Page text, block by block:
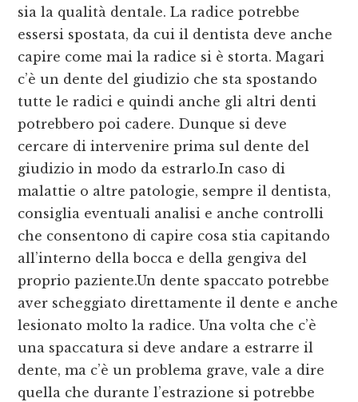
sia la qualità dentale. La radice potrebbe
essersi spostata, da cui il dentista deve anche
capire come mai la radice si è storta. Magari
c’è un dente del giudizio che sta spostando
tutte le radici e quindi anche gli altri denti
potrebbero poi cadere. Dunque si deve
cercare di intervenire prima sul dente del
giudizio in modo da estrarlo.In caso di
malattie o altre patologie, sempre il dentista,
consiglia eventuali analisi e anche controlli
che consentono di capire cosa stia capitando
all’interno della bocca e della gengiva del
proprio paziente.Un dente spaccato potrebbe
aver scheggiato direttamente il dente e anche
lesionato molto la radice. Una volta che c’è
una spaccatura si deve andare a estrarre il
dente, ma c’è un problema grave, vale a dire
quella che durante l’estrazione si potrebbe